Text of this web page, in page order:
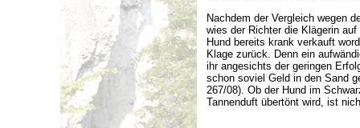
Nachdem der Vergleich wegen
wies der Richter die Klägerin
Hund bereits krank verkauft
Klage zurück. Denn ein
ihr angesichts der geringen
schon soviel Geld in den Sand
267/08). Ob der Hund im
Tannenduft übertönt wird, ist